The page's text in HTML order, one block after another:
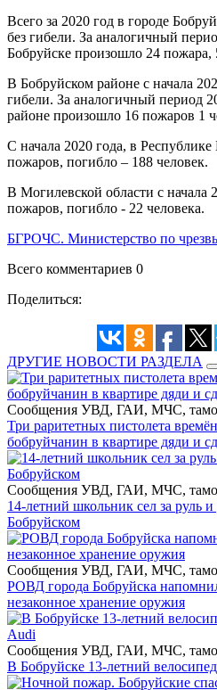
Всего за 2020 год в городе
без гибели. За аналогичный
Бобруйске произошло 24 пожара,
В Бобруйском районе с начала
гибели. За аналогичный период
районе произошло 16 пожаров 1
С начала 2020 года, в
пожаров, погибло – 188 человек.
В Могилевской области с начала
пожаров, погибло - 22 человека.
БГРОЧС. Министерство по
Всего комментариев 0
Поделиться:
ДРУГИЕ НОВОСТИ РАЗДЕЛА
Сообщения УВД, ГАИ, МЧС,
Три раритетных пистолета
бобруйчанин в квартире дяди и
Сообщения УВД, ГАИ, МЧС,
14-летний школьник сел за руль
Бобруйском
Сообщения УВД, ГАИ, МЧС,
РОВД города Бобруйска
незаконное хранение оружия
Сообщения УВД, ГАИ, МЧС,
В Бобруйске 13-летний